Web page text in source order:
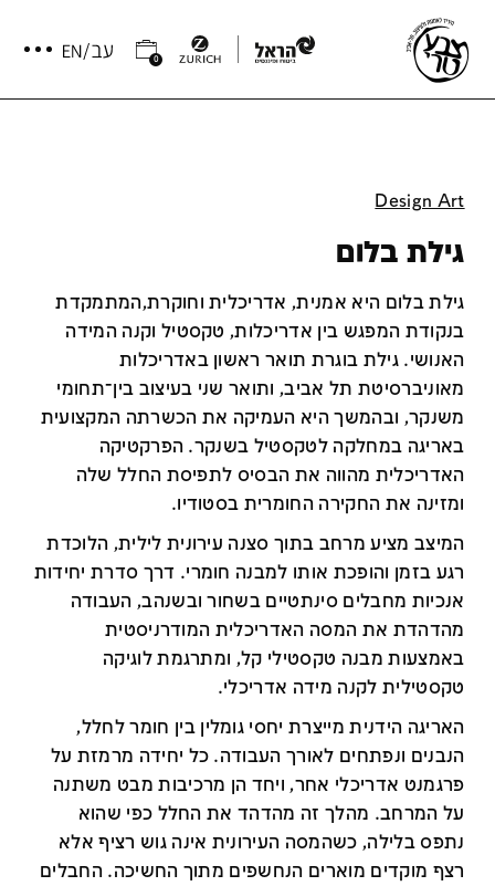
0
Design Art
גילת בלום
גילת בלום היא אמנית, אדריכלית וחוקרת,המתמקדת
בנקודת המפגש בין אדריכלות, טקסטיל וקנה המידה
האנושי. גילת בוגרת תואר ראשון באדריכלות
מאוניברסיטת תל אביב, ותואר שני בעיצוב בין־תחומי
משנקר, ובהמשך היא העמיקה את הכשרתה המקצועית
באריגה במחלקה לטקסטיל בשנקר. הפרקטיקה
האדריכלית מהווה את הבסיס לתפיסת החלל שלה
ומזינה את החקירה החומרית בסטודיו.
המיצב מציע מרחב בתוך סצנה עירונית לילית, הלוכדת
רגע בזמן והופכת אותו למבנה חומרי. דרך סדרת יחידות
אנכיות מחבלים סינתטיים בשחור ובשנהב, העבודה
מהדהדת את המסה האדריכלית המודרניסטית
באמצעות מבנה טקסטילי קל, ומתרגמת לוגיקה
טקסטילית לקנה מידה אדריכלי.
האריגה הידנית מייצרת יחסי גומלין בין חומר לחלל,
הנבנים ונפתחים לאורך העבודה. כל יחידה מרמזת על
פרגמנט אדריכלי אחר, ויחד הן מרכיבות מבט משתנה
על המרחב. מהלך זה מהדהד את החלל כפי שהוא
נתפס בלילה, כשהמסה העירונית אינה גוש רציף אלא
רצף מוקדים מוארים הנחשפים מתוך החשיכה. החבלים